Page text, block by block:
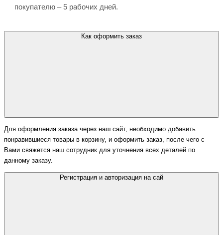
покупателю – 5 рабочих дней.
Как оформить заказ
Для оформления заказа через наш сайт, необходимо добавить
понравившиеся товары в корзину, и оформить заказ, после чего с
Вами свяжется наш сотрудник для уточнения всех деталей по
данному заказу.
Регистрация и авторизация на сай